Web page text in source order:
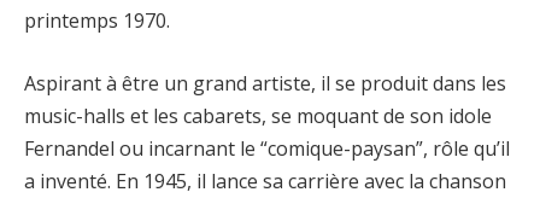
printemps 1970.
Aspirant à être un grand artiste, il se produit dans les
music-halls et les cabarets, se moquant de son idole
Fernandel ou incarnant le “comique-paysan”, rôle qu’il
a inventé. En 1945, il lance sa carrière avec la chanson